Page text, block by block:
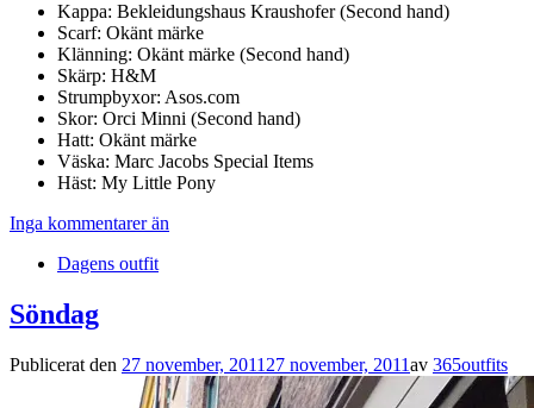
Kappa: Bekleidungshaus Kraushofer (Second hand)
Scarf: Okänt märke
Klänning: Okänt märke (Second hand)
Skärp: H&M
Strumpbyxor: Asos.com
Skor: Orci Minni (Second hand)
Hatt: Okänt märke
Väska: Marc Jacobs Special Items
Häst: My Little Pony
Inga kommentarer än
Dagens outfit
Söndag
Publicerat den 27 november, 2011 27 november, 2011av 365outfits